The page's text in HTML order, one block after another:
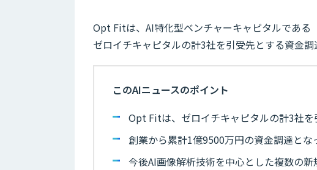
Opt Fitは、AI特化型ベンチャーキャピタルである
ゼロイチキャピタルの計3社を引受先とする資金調
このAIニュースのポイント
Opt Fitは、ゼロイチキャピタルの計3社
創業から累計1億9500万円の資金調達とな
今後AI画像解析技術を中心とした複数の新